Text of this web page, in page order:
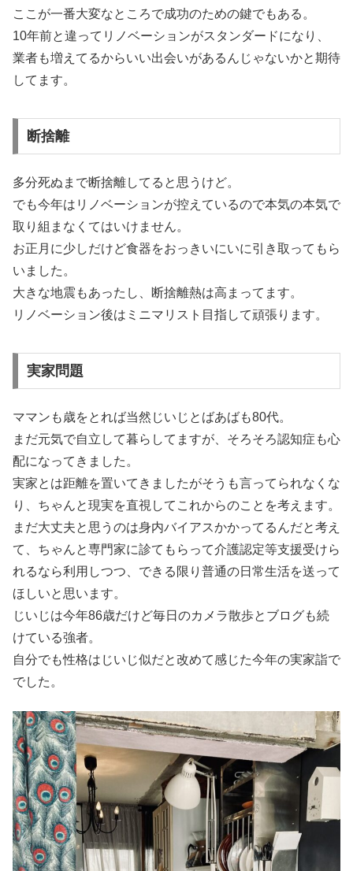
ここが一番大変なところで成功のための鍵でもある。
10年前と違ってリノベーションがスタンダードになり、
業者も増えてるからいい出会いがあるんじゃないかと期待
してます。
断捨離
多分死ぬまで断捨離してると思うけど。
でも今年はリノベーションが控えているので本気の本気で
取り組まなくてはいけません。
お正月に少しだけど食器をおっきいにいに引き取ってもら
いました。
大きな地震もあったし、断捨離熱は高まってます。
リノベーション後はミニマリスト目指して頑張ります。
実家問題
ママンも歳をとれば当然じいじとばあばも80代。
まだ元気で自立して暮らしてますが、そろそろ認知症も心
配になってきました。
実家とは距離を置いてきましたがそうも言ってられなくな
り、ちゃんと現実を直視してこれからのことを考えます。
まだ大丈夫と思うのは身内バイアスかかってるんだと考え
て、ちゃんと専門家に診てもらって介護認定等支援受けら
れるなら利用しつつ、できる限り普通の日常生活を送って
ほしいと思います。
じいじは今年86歳だけど毎日のカメラ散歩とブログも続
けている強者。
自分でも性格はじいじ似だと改めて感じた今年の実家詣で
でした。